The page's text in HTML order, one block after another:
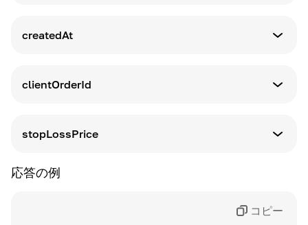
createdAt
clientOrderId
stopLossPrice
資産の市場価格のしきい値。この価格に達すると
応答の例
コピー